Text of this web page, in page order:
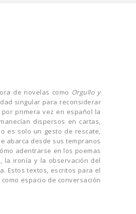
de novelas como Orgullo y
singular para reconsiderar
primera vez en español la
dispersos en cartas,
es solo un gesto de rescate,
abarca desde sus tempranos
adentrarse en los poemas
la ironía y la observación del
Estos textos, escritos para el
espacio de conversación